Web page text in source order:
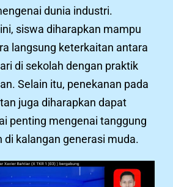
dunia industri.
siswa diharapkan mampu
langsung keterkaitan antara
di sekolah dengan praktik
Selain itu, penekanan pada
juga diharapkan dapat
penting mengenai tanggung
di kalangan generasi muda.